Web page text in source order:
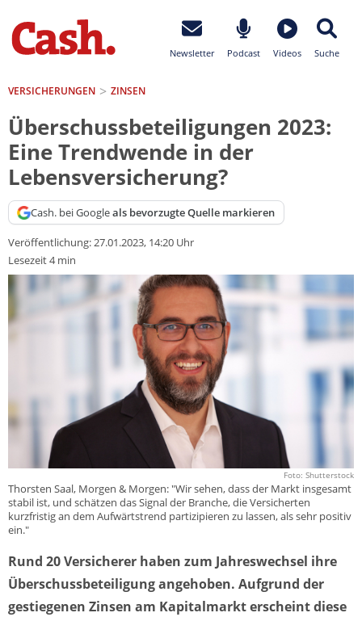
Newsletter Podcast Videos Suche
VERSICHERUNGEN ZINSEN
Überschussbeteiligungen 2023:
Eine Trendwende in der
Lebensversicherung?
Cash. bei Googleals bevorzugte Quelle markieren
Veröffentlichung:27.01.2023, 14:20 Uhr
Lesezeit 4 min
Foto: Shutterstock
Thorsten Saal, Morgen & Morgen: "Wir sehen, dass der Markt insgesamt
stabil ist, und schätzen das Signal der Branche, die Versicherten
kurzfristig an dem Aufwärtstrend partizipieren zu lassen, als sehr positiv
ein."
Rund 20 Versicherer haben zum Jahreswechsel ihre
Überschussbeteiligung angehoben. Aufgrund der
gestiegenen Zinsen am Kapitalmarkt erscheint diese